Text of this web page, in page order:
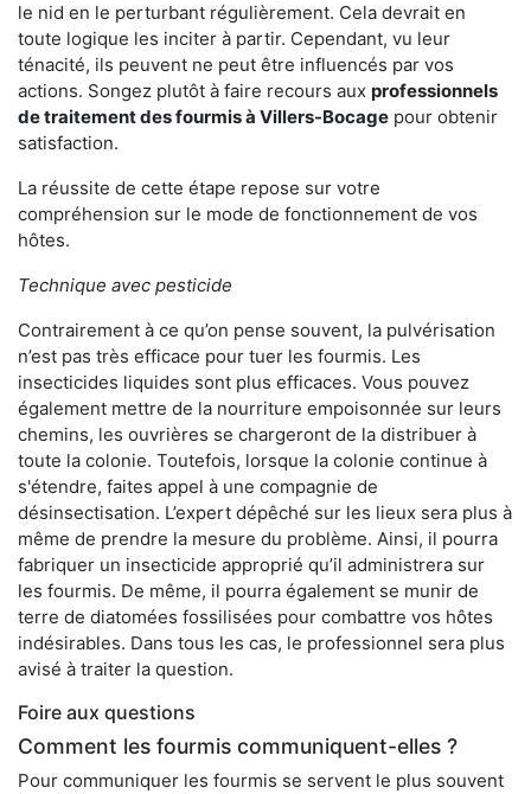
le nid en le perturbant régulièrement. Cela devrait en
toute logique les inciter à partir. Cependant, vu leur
ténacité, ils peuvent ne peut être influencés par vos
actions. Songez plutôt à faire recours aux professionnels
de traitement des fourmis à Villers-Bocage pour obtenir
satisfaction.
La réussite de cette étape repose sur votre
compréhension sur le mode de fonctionnement de vos
hôtes.
Technique avec pesticide
Contrairement à ce qu’on pense souvent, la pulvérisation
n’est pas très efficace pour tuer les fourmis. Les
insecticides liquides sont plus efficaces. Vous pouvez
également mettre de la nourriture empoisonnée sur leurs
chemins, les ouvrières se chargeront de la distribuer à
toute la colonie. Toutefois, lorsque la colonie continue à
s'étendre, faites appel à une compagnie de
désinsectisation. L’expert dépêché sur les lieux sera plus à
même de prendre la mesure du problème. Ainsi, il pourra
fabriquer un insecticide approprié qu’il administrera sur
les fourmis. De même, il pourra également se munir de
terre de diatomées fossilisées pour combattre vos hôtes
indésirables. Dans tous les cas, le professionnel sera plus
avisé à traiter la question.
Foire aux questions
Comment les fourmis communiquent-elles ?
Pour communiquer les fourmis se servent le plus souvent